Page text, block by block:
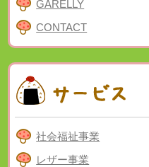
GARELLY
CONTACT
社会福祉事業
レザー事業